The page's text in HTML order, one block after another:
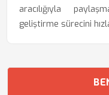
aracılığıyla
geliştirme sürecini